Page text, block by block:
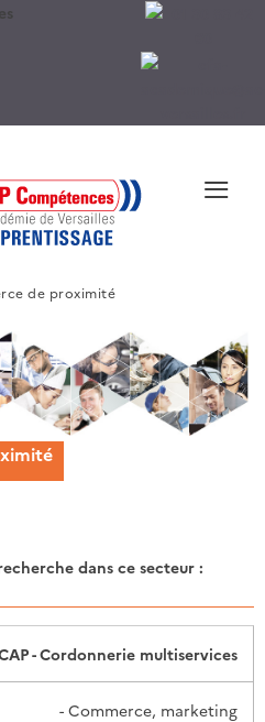
≡
de proximité
dans ce secteur :
Date -
- Cordonnerie multiservices
- Commerce, marketing